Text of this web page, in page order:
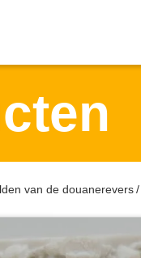
van de douanerevers/